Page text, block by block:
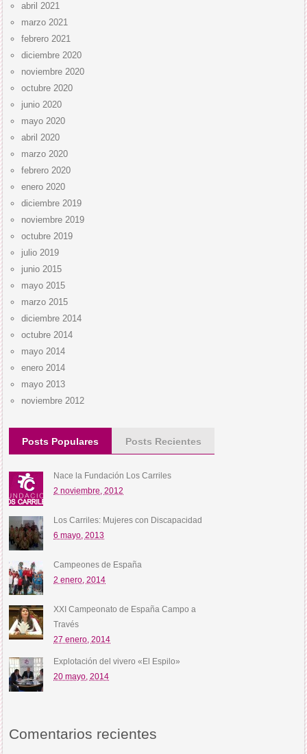
abril 2021
marzo 2021
febrero 2021
diciembre 2020
noviembre 2020
octubre 2020
junio 2020
mayo 2020
abril 2020
marzo 2020
febrero 2020
enero 2020
diciembre 2019
noviembre 2019
octubre 2019
julio 2019
junio 2015
mayo 2015
marzo 2015
diciembre 2014
octubre 2014
mayo 2014
enero 2014
mayo 2013
noviembre 2012
Posts Populares Posts Recientes
Nace la Fundación Los Carriles
2 noviembre, 2012
Los Carriles: Mujeres con Discapacidad
6 mayo, 2013
Campeones de España
2 enero, 2014
XXI Campeonato de España Campo a
Través
27 enero, 2014
Explotación del vivero «El Espilo»
20 mayo, 2014
Comentarios recientes